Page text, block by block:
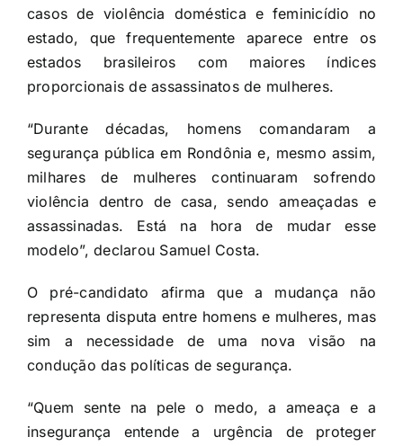
casos de violência doméstica e feminicídio no
estado, que frequentemente aparece entre os
estados brasileiros com maiores índices
proporcionais de assassinatos de mulheres.
“Durante décadas, homens comandaram a
segurança pública em Rondônia e, mesmo assim,
milhares de mulheres continuaram sofrendo
violência dentro de casa, sendo ameaçadas e
assassinadas. Está na hora de mudar esse
modelo”, declarou Samuel Costa.
O pré-candidato afirma que a mudança não
representa disputa entre homens e mulheres, mas
sim a necessidade de uma nova visão na
condução das políticas de segurança.
“Quem sente na pele o medo, a ameaça e a
insegurança entende a urgência de proteger